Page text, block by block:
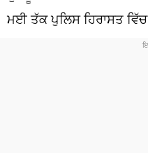
ਮਈ ਤੱਕ ਪੁਲਿਸ ਹਿਰਾਸਤ